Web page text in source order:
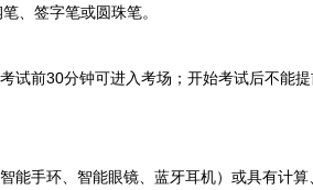
、签字笔或圆珠笔。
前30分钟可进入考场；开始考试后不能提
手环、智能眼镜、蓝牙耳机）或具有计算